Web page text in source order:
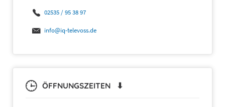
02535 / 95 38 97
info@iq-televoss.de
ÖFFNUNGSZEITEN ⬇